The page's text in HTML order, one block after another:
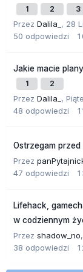
1 2 3
Przez Dalila_ , 28
50 odpowiedzi
Jakie macie
1 2
Przez Dalila_ ,
48 odpowiedzi 1
Ostrzegam
Przez
47 odpowiedzi
Lifehack,
w codziennym
Przez shadow_no,
38 odpowiedzi